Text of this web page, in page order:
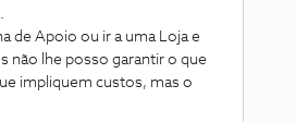
de Apoio ou ir a uma Loja e
não lhe posso garantir o que
impliquem custos, mas o